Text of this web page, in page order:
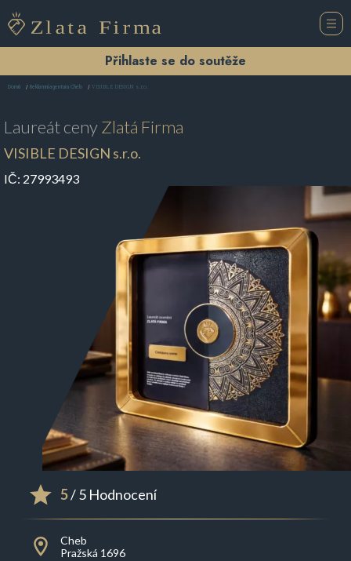
Přihlaste se do soutěže
Domů Reklamní agentura Cheb VISIBLE DESIGN s.r.o.
Laureát cenyZlatá Firma
VISIBLE DESIGN s.r.o.
IČ: 27993493
5/ 5 Hodnocení
Cheb
Pražská 1696